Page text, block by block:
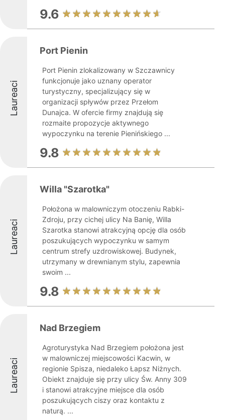
9.6
Laureaci
Port Pienin
Port Pienin zlokalizowany w Szczawnicy
funkcjonuje jako uznany operator
turystyczny, specjalizujący się w
organizacji spływów przez Przełom
Dunajca. W ofercie firmy znajdują się
rozmaite propozycje aktywnego
wypoczynku na terenie Pienińskiego ...
9.8
Laureaci
Willa "Szarotka"
Położona w malowniczym otoczeniu Rabki-
Zdroju, przy cichej ulicy Na Banię, Willa
Szarotka stanowi atrakcyjną opcję dla osób
poszukujących wypoczynku w samym
centrum strefy uzdrowiskowej. Budynek,
utrzymany w drewnianym stylu, zapewnia
swoim ...
9.8
Laureaci
Nad Brzegiem
Agroturystyka Nad Brzegiem położona jest
w malowniczej miejscowości Kacwin, w
regionie Spisza, niedaleko Łapsz Niżnych.
Obiekt znajduje się przy ulicy Św. Anny 309
i stanowi atrakcyjne miejsce dla osób
poszukujących ciszy oraz kontaktu z
naturą. ...